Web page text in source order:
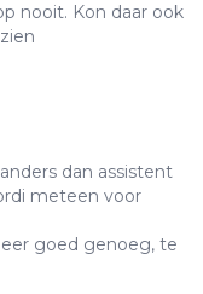
nooit. Kon daar ook
dan assistent
meteen voor
goed genoeg, te